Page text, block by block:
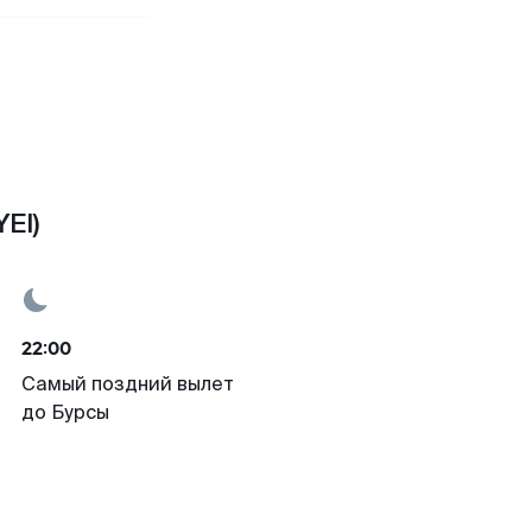
22:00
Самый поздний вылет
до Бурсы